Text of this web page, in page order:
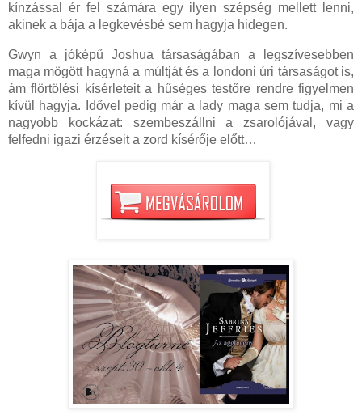
kínzással ér fel számára egy ilyen szépség mellett lenni,
akinek a bája a legkevésbé sem hagyja hidegen.
Gwyn a jóképű Joshua társaságában a legszívesebben
maga mögött hagyná a múltját és a londoni úri társaságot is,
ám flörtölési kísérleteit a hűséges testőre rendre figyelmen
kívül hagyja. Idővel pedig már a lady maga sem tudja, mi a
nagyobb kockázat: szembeszállni a zsarolójával, vagy
felfedni igazi érzéseit a zord kísérője előtt…